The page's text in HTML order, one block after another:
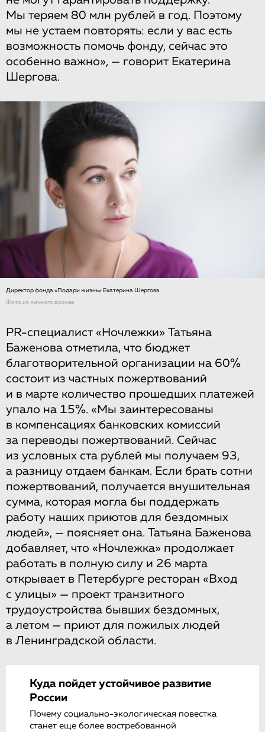
Мы теряем 80 млн рублей в год. Поэтому
мы не устаем повторять: если у вас есть
возможность помочь фонду, сейчас это
особенно важно», — говорит Екатерина
Шергова.
Директор фонда «Подари жизнь» Екатерина Шергова
Фото из личного архива
PR-специалист «Ночлежки» Татьяна
Баженова отметила, что бюджет
благотворительной организации на 60%
состоит из частных пожертвований
и в марте количество прошедших платежей
упало на 15%. «Мы заинтересованы
в компенсациях банковских комиссий
за переводы пожертвований. Сейчас
из условных ста рублей мы получаем 93,
а разницу отдаем банкам. Если брать сотни
пожертвований, получается внушительная
сумма, которая могла бы поддержать
работу наших приютов для бездомных
людей», — поясняет она. Татьяна Баженова
добавляет, что «Ночлежка» продолжает
работать в полную силу и 26 марта
открывает в Петербурге ресторан «Вход
с улицы» — проект транзитного
трудоустройства бывших бездомных,
а летом — приют для пожилых людей
в Ленинградской области.
Куда пойдет устойчивое развитие
России
Почему социально-экологическая повестка
станет еще более востребованной